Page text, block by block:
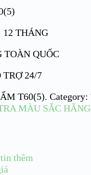
THÁNG
TOÀN QUỐC
24/7
T60(5). Category:
MÀU SẮC HÃNG
thêm